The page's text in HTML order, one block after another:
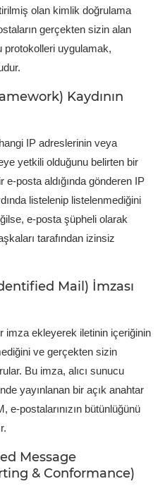
olan kimlik doğrulama
gerçekten sizin alan
protokolleri uygulamak,
Kaydının
hangi IP adreslerinin veya
yetkili olduğunu belirten bir
e-posta aldığında gönderen IP
listelenip listelenmediğini
e-posta şüpheli olarak
tarafından izinsiz
Mail) İmzası
imza ekleyerek iletinin içeriğinin
ve gerçekten sizin
Bu imza, alıcı sunucu
yayınlanan bir açık anahtar
e-postalarınızın bütünlüğünü
Message
& Conformance)